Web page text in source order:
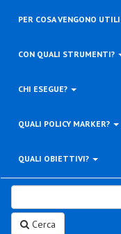
PER COSA VENGONO
CON QUALI STRUMENTI?
CHI ESEGUE?
QUALI POLICY MARKER?
QUALI OBIETTIVI?
Cerca